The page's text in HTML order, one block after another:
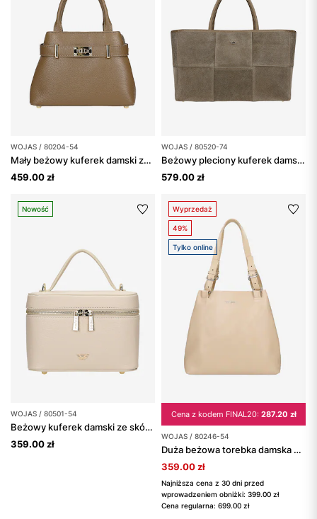
WOJAS / 80204-54
Mały beżowy kuferek damski ze skóry licowej
459.00 zł
WOJAS / 80520-74
Beżowy pleciony kuferek damski z dwoiny
579.00 zł
Nowość
WOJAS / 80501-54
Beżowy kuferek damski ze skóry licowej
359.00 zł
Wyprzedaż
49%
Tylko online
Cena z kodem FINAL20: 287.20 zł
WOJAS / 80246-54
Duża beżowa torebka damska ze skóry licowej
359.00 zł
Najniższa cena z 30 dni przed
wprowadzeniem obniżki: 399.00 zł
Cena regularna: 699.00 zł